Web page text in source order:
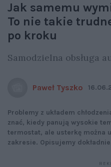
Jak samemu
To nie takie
po kroku
Samodzielna obsługa
Paweł Tyszko
Problemy z układem
znać, kiedy panują wysokie
termostat, ale usterkę można
zakresie. Opisujemy